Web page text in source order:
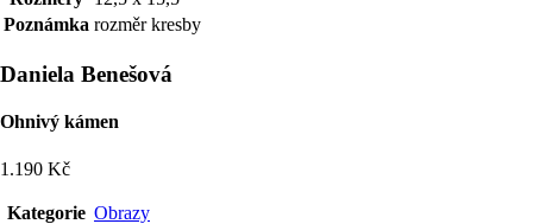
Poznámka rozměr kresby
Daniela Benešová
Ohnivý kámen
1.190 Kč
Kategorie Obrazy